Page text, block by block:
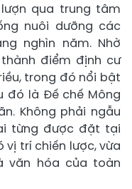
lượn qua trung tâm
nuôi dưỡng các
nghìn năm. Nhờ
điểm định cư
trong đó nổi bật
đó là Đế chế Mông
Không phải ngẫu
từng được đặt tại
vị trí chiến lược, vừa
văn hóa của toàn